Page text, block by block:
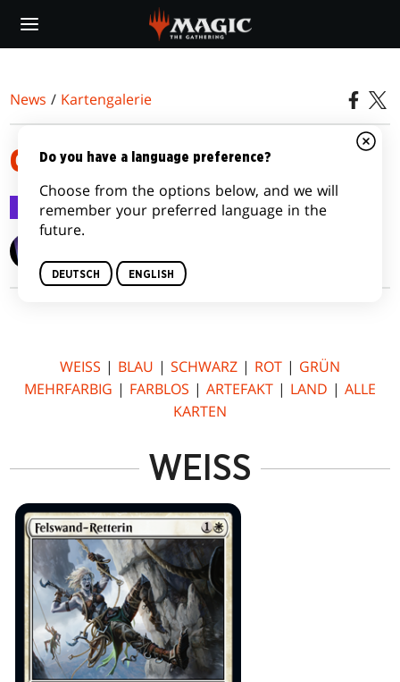
main
News / Kartengalerie
COMMANDER (2019 EDITION)
Kartengalerie 9. Aug. 2019
WEISS | BLAU | SCHWARZ | ROT | GRÜN
MEHRFARBIG | FARBLOS | ARTEFAKT | LAND | ALLE
KARTEN
WEISS
Do you have a language preference?
Choose from the options below, and we will
remember your preferred language in the
future.
DEUTSCH ENGLISH